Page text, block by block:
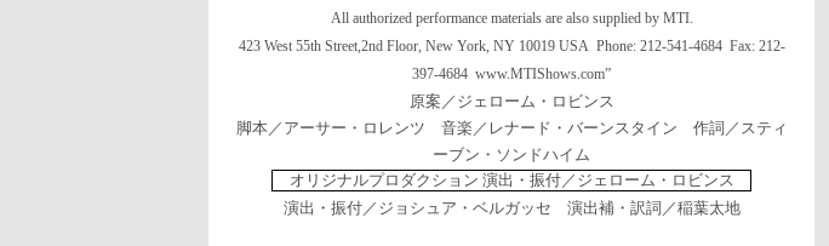
All authorized performance materials are also supplied by MTI.
423 West 55th Street,2nd Floor, New York, NY 10019 USA Phone: 212-541-4684 Fax: 212-
397-4684 www.MTIShows.com”
原案／ジェローム・ロビンス
脚本／アーサー・ロレンツ 音楽／レナード・バーンスタイン 作詞／スティ
ーブン・ソンドハイム
オリジナルプロダクション 演出・振付／ジェローム・ロビンス
演出・振付／ジョシュア・ベルガッセ 演出補・訳詞／稲葉太地